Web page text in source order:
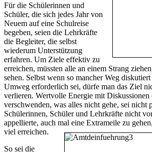
Für die Schülerinnen und
Schüler, die sich jedes Jahr von
Neuem auf eine Schulreise
begeben, seien die Lehrkräfte
die Begleiter, die selbst
wiederum Unterstützung
erfahren. Um Ziele effektiv zu
erreichen, müssten alle an einem Strang
sehen. Selbst wenn so mancher Weg
Umweg erforderlich sei, dürfe man das Ziel
verlieren. Wertvolle Energie mit Diskussionen
verschwenden, was alles nicht gehe, sei nicht
Schülerinnen, Schüler und Lehrkräfte nicht
appellierte, auch mal eine Extrameile zu
viel erreichen.
So sei die